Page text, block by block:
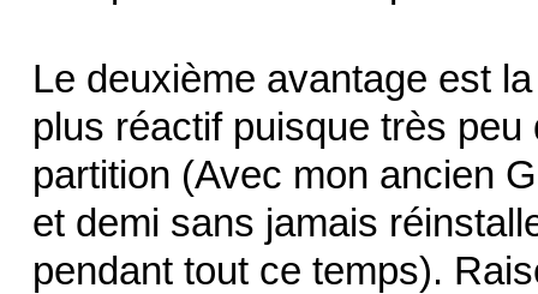
Le deuxième avantage est
plus réactif puisque très
partition (Avec mon ancien
et demi sans jamais
pendant tout ce temps).